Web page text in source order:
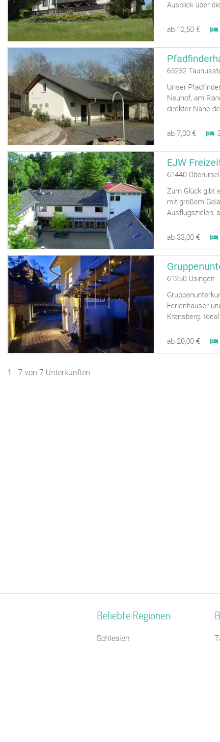
Ausblick über
ab 12,50 €
65232
Unser
Neuhof, am
direkter Nähe
ab 7,00 €
EJW
61440
Zum Glück gibt
mit großem
Ausflugszielen,
ab 33,00 €
61250 Usingen
Ferienhäuser
Kransberg.
ab 20,00 €
1 - 7 von 7 Unterkünften
Beliebte Regionen
Schlesien